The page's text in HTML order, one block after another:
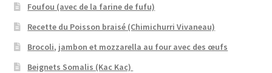
Foufou (avec de la farine de fufu)
Recette du Poisson braisé (Chimichurri Vivaneau)
Brocoli, jambon et mozzarella au four avec des œufs
Beignets Somalis (Kac Kac)